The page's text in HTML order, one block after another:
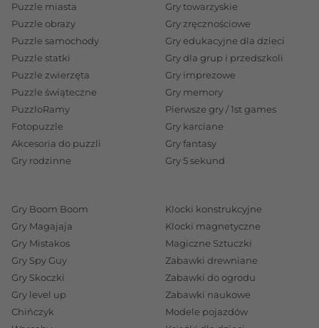
Jak wybrać prezent, który
dziecko naprawdę polubi?
Zainteresowania zamiast
przypadkowych wyborów
Najlepsze prezenty to te, które trafiają w
zainteresowania dziecka. Nie zawsze musi to być
najnowsza zabawka z reklamy. Czasem lepszy okaże
rozwija refleks i uczy współpracy. Dla małych
odkrywców idealne będą puzzle tematyczne, a dla
marzycieli – książki autorstwa Roalda Dahla, pełne
humoru i ciepła.
Wybierając prezent, warto zadać sobie pytanie: co
sprawia dziecku radość na co dzień? Czy to
Puzzle miasta
Puzzle obrazy
Puzzle samochody
Puzzle statki
Puzzle zwierzęta
Puzzle świąteczne
PuzzloRamy
Fotopuzzle
Akcesoria do puzzli
Gry rodzinne
Gry towarzyskie
Gry zręcznościowe
Gry edukacyjne dla dzieci
Gry dla grup i przedszkoli
Gry imprezowe
Gry memory
Pierwsze gry / 1st games
Gry karciane
Gry fantasy
Gry 5 sekund
Gry Boom Boom
Gry Magajaja
Gry Mistakos
Gry Spy Guy
Gry Skoczki
Gry level up
Chińczyk
Klocki konstrukcyjne
Klocki magnetyczne
Magiczne Sztuczki
Zabawki drewniane
Zabawki do ogrodu
Zabawki naukowe
Modele pojazdów